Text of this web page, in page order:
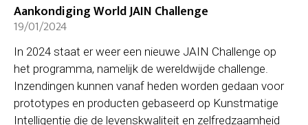
Aankondiging World JAIN Challenge
19/01/2024
In 2024 staat er weer een nieuwe JAIN Challenge op
het programma, namelijk de wereldwijde challenge.
Inzendingen kunnen vanaf heden worden gedaan voor
prototypes en producten gebaseerd op Kunstmatige
Intelligentie die de levenskwaliteit en zelfredzaamheid